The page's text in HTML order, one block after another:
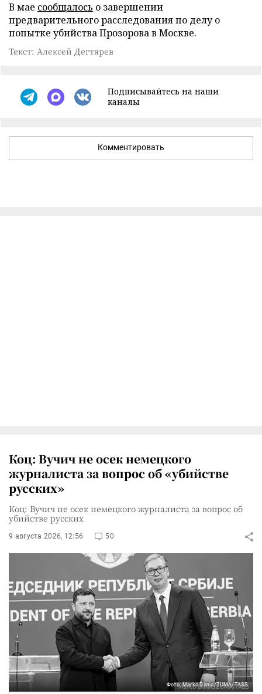
В мае сообщалось о завершении
предварительного расследования по делу о
попытке убийства Прозорова в Москве.
Текст: Алексей Дегтярев
Подписывайтесь на наши
каналы
Комментировать
Коц: Вучич не осек немецкого
журналиста за вопрос об «убийстве
русских»
Коц: Вучич не осек немецкого журналиста за вопрос об
убийстве русских
9 августа 2026, 12:56 50
Фото: Marko Dimic/ZUMA/TASS